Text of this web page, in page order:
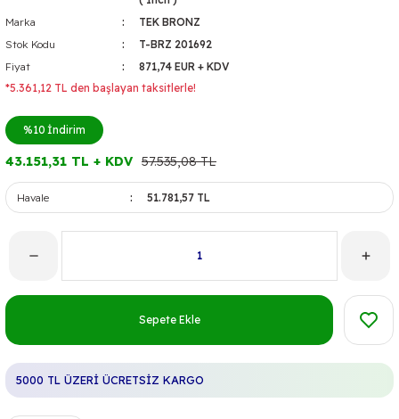
Marka
TEK BRONZ
Stok Kodu
T-BRZ 201692
Fiyat
871,74 EUR + KDV
*5.361,12 TL den başlayan taksitlerle!
%10 İndirim
43.151,31 TL + KDV 57.535,08 TL
Havale 51.781,57 TL
Sepete Ekle
5000 TL ÜZERİ ÜCRETSİZ KARGO